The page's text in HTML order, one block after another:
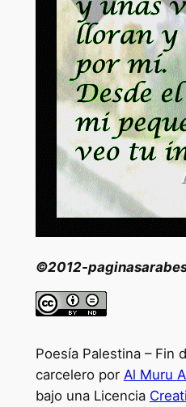
©2012-
Poesía Palestina – Fin
carcelero por Al Muru
bajo una Licencia